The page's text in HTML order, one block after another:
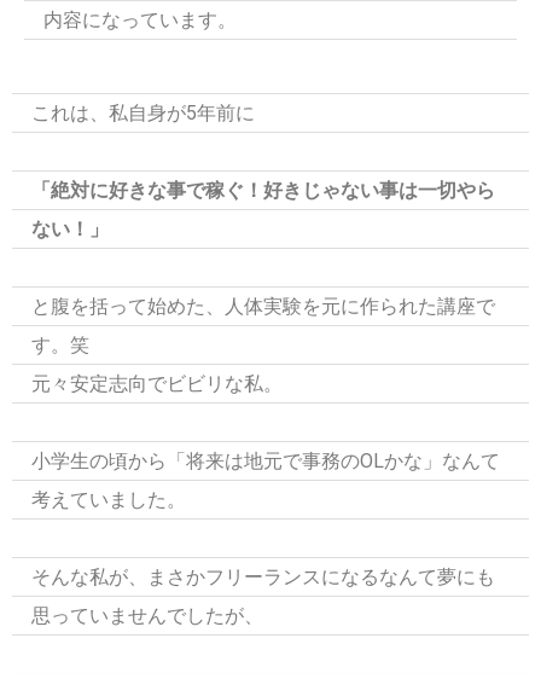
内容になっています。
これは、私自身が5年前に
「絶対に好きな事で稼ぐ！好きじゃない事は一切やら
ない！」
と腹を括って始めた、人体実験を元に作られた講座で
す。笑
元々安定志向でビビリな私。
小学生の頃から「将来は地元で事務のOLかな」なんて
考えていました。
そんな私が、まさかフリーランスになるなんて夢にも
思っていませんでしたが、